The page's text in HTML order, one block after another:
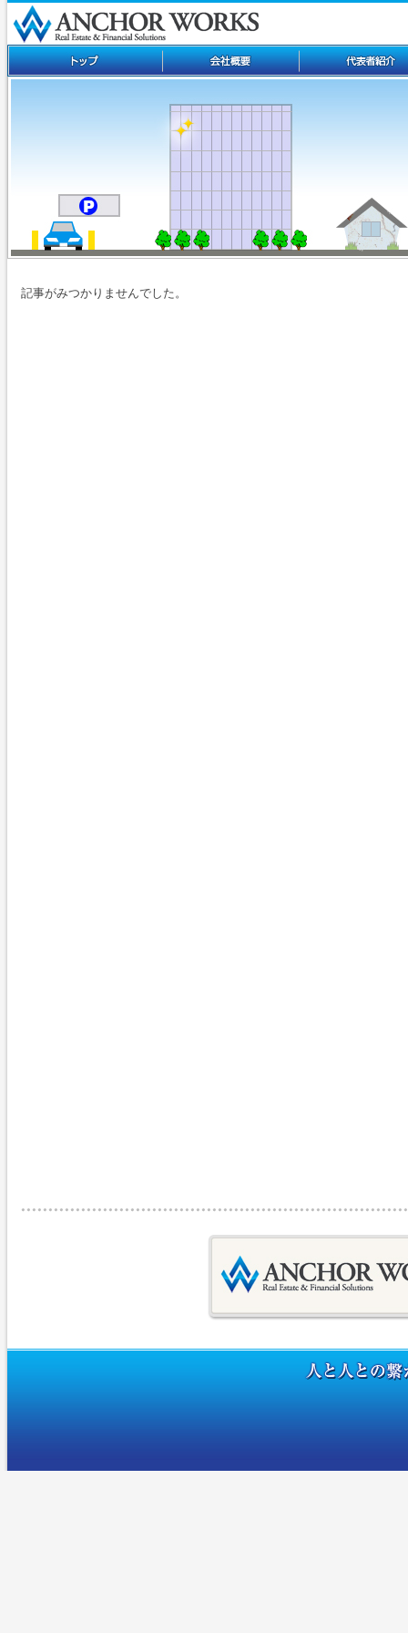
記事がみつかりませんでした。